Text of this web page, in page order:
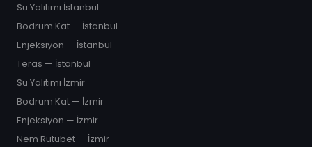
Su Yalıtımı İstanbul
Bodrum Kat — İstanbul
Enjeksiyon — İstanbul
Teras — İstanbul
Su Yalıtımı İzmir
Bodrum Kat — İzmir
Enjeksiyon — İzmir
Nem Rutubet — İzmir